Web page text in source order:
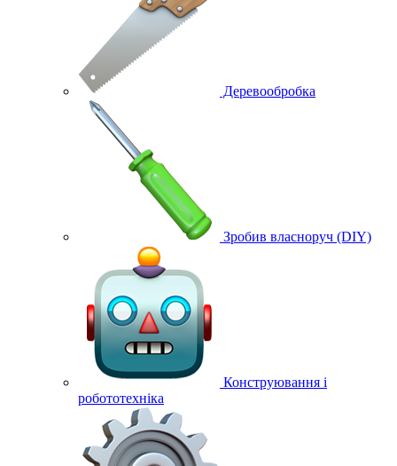
Деревообробка
Зробив власноруч (DIY)
Конструювання і
робототехніка